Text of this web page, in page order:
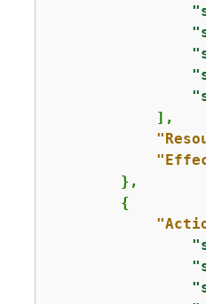
            ],
        },
{